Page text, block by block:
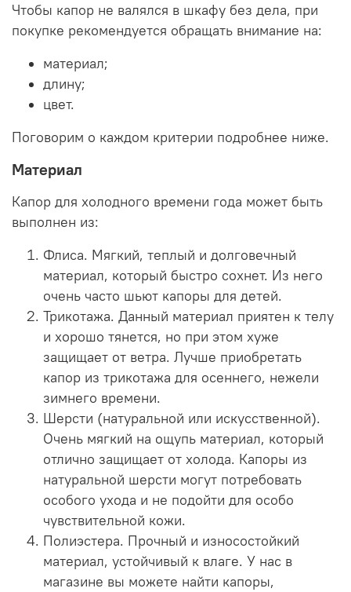
Чтобы капор не валялся в шкафу без дела, при
покупке рекомендуется обращать внимание на:
материал;
длину;
цвет.
Поговорим о каждом критерии подробнее ниже.
Материал
Капор для холодного времени года может быть
выполнен из:
Флиса. Мягкий, теплый и долговечный
материал, который быстро сохнет. Из него
очень часто шьют капоры для детей.
Трикотажа. Данный материал приятен к телу
и хорошо тянется, но при этом хуже
защищает от ветра. Лучше приобретать
капор из трикотажа для осеннего, нежели
зимнего времени.
Шерсти (натуральной или искусственной).
Очень мягкий на ощупь материал, который
отлично защищает от холода. Капоры из
натуральной шерсти могут потребовать
особого ухода и не подойти для особо
чувствительной кожи.
Полиэстера. Прочный и износостойкий
материал, устойчивый к влаге. У нас в
магазине вы можете найти капоры,